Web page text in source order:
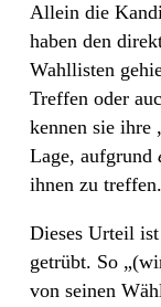
Allein die
haben den
Wahllisten
Treffen oder
kennen sie ihre
Lage, aufgrund
ihnen zu treffen.
Dieses Urteil
getrübt. So
von seinen